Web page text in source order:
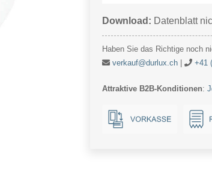
15W
Ba22d
Menge
Download: Datenblatt
Haben Sie das Richtige noch
verkauf@durlux.ch| +41
Attraktive B2B-Konditionen: